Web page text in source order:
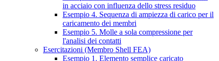
in acciaio con influenza dello stress residuo
Esempio 4. Sequenza di ampiezza di carico per il
caricamento dei membri
Esempio 5. Molle a sola compressione per
l'analisi dei contatti
Esercitazioni (Membro Shell FEA)
Esempio 1. Elemento semplice caricato